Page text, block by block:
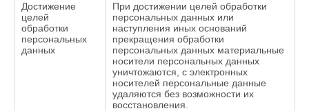
Достижение
целей
обработки
персональных
данных
При достижении целей обработки
персональных данных или
наступления иных оснований
прекращения обработки
персональных данных материальные
носители персональных данных
уничтожаются, с электронных
носителей персональные данные
удаляются без возможности их
восстановления.